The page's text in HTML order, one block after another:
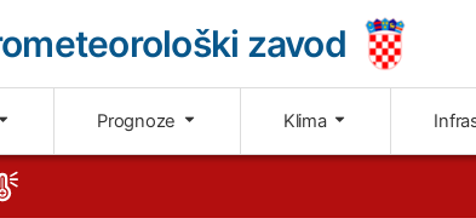
zavod
Prognoze Klima